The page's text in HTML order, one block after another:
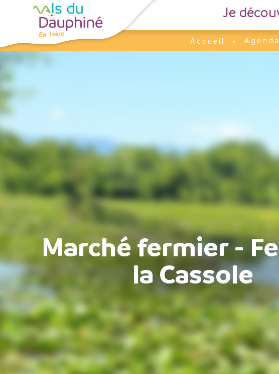
Je
Accueil
Agenda
Marché fermier -
la Cassole
Panneau de gestion des cookies